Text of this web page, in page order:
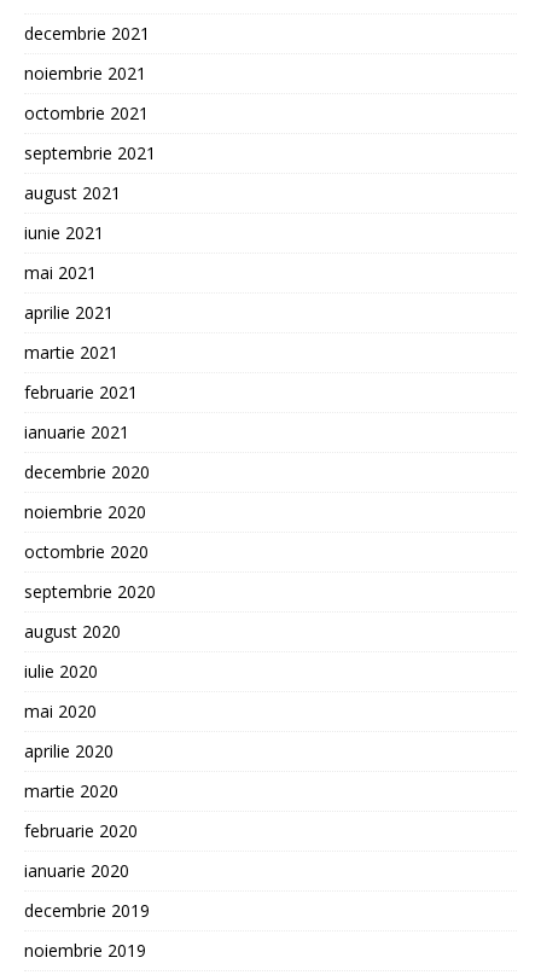
decembrie 2021
noiembrie 2021
octombrie 2021
septembrie 2021
august 2021
iunie 2021
mai 2021
aprilie 2021
martie 2021
februarie 2021
ianuarie 2021
decembrie 2020
noiembrie 2020
octombrie 2020
septembrie 2020
august 2020
iulie 2020
mai 2020
aprilie 2020
martie 2020
februarie 2020
ianuarie 2020
decembrie 2019
noiembrie 2019